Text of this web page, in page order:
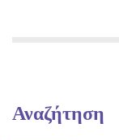
Αναζήτηση